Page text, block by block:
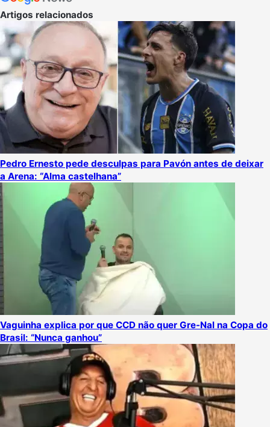
Artigos relacionados
Pedro Ernesto pede desculpas para Pavón antes de deixar
a Arena: “Alma castelhana”
Vaguinha explica por que CCD não quer Gre-Nal na Copa do
Brasil: “Nunca ganhou”